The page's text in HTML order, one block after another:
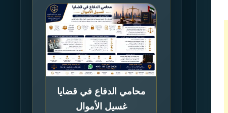
محامي الدفاع في قضايا
غسيل الأموال